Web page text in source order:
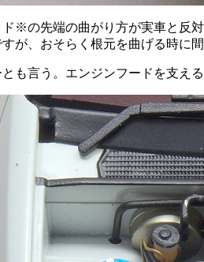
※の先端の曲がり方が実車と反
が、おそらく根元を曲げる時に
も言う。エンジンフードを支え